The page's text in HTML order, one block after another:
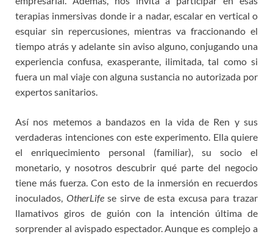
terapias inmersivas donde ir a nadar, escalar en vertical o
esquiar sin repercusiones, mientras va fraccionando el
tiempo atrás y adelante sin aviso alguno, conjugando una
experiencia confusa, exasperante, ilimitada, tal como si
fuera un mal viaje con alguna sustancia no autorizada por
expertos sanitarios.
Así nos metemos a bandazos en la vida de Ren y sus
verdaderas intenciones con este experimento. Ella quiere
el enriquecimiento personal (familiar), su socio el
monetario, y nosotros descubrir qué parte del negocio
tiene más fuerza. Con esto de la inmersión en recuerdos
inoculados, OtherLifese sirve de esta excusa para trazar
llamativos giros de guión con la intención última de
sorprender al avispado espectador. Aunque es complejo a